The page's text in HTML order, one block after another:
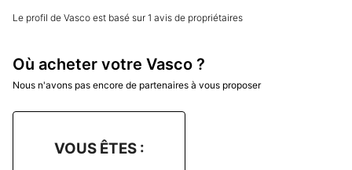
Le profil de Vasco est basé sur 1 avis de propriétaires
Où acheter votre Vasco ?
Nous n'avons pas encore de partenaires à vous proposer
VOUS ÊTES :